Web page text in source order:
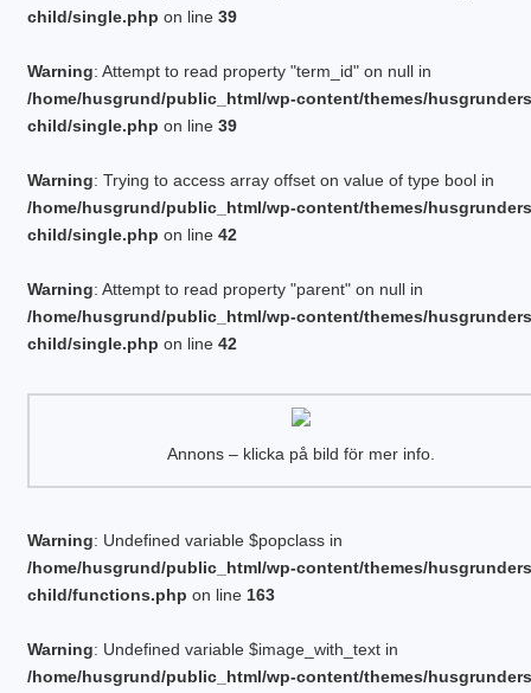
child/single.php on line 39
Warning: Attempt to read property "term_id" on null in
/home/husgrund/public_html/wp-content/themes/
child/single.php on line 39
Warning: Trying to access array offset on value of type bool in
/home/husgrund/public_html/wp-content/themes/
child/single.php on line 42
Warning: Attempt to read property "parent" on null in
/home/husgrund/public_html/wp-content/themes/
child/single.php on line 42
Annons – klicka på bild för mer info.
Warning: Undefined variable $popclass in
/home/husgrund/public_html/wp-content/themes/
child/functions.php on line 163
Warning: Undefined variable $image_with_text in
/home/husgrund/public_html/wp-content/themes/